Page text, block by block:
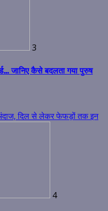
3
जानिए कैसे बदलता गया पुरुष
दिल से लेकर फेफड़ों तक इन
4